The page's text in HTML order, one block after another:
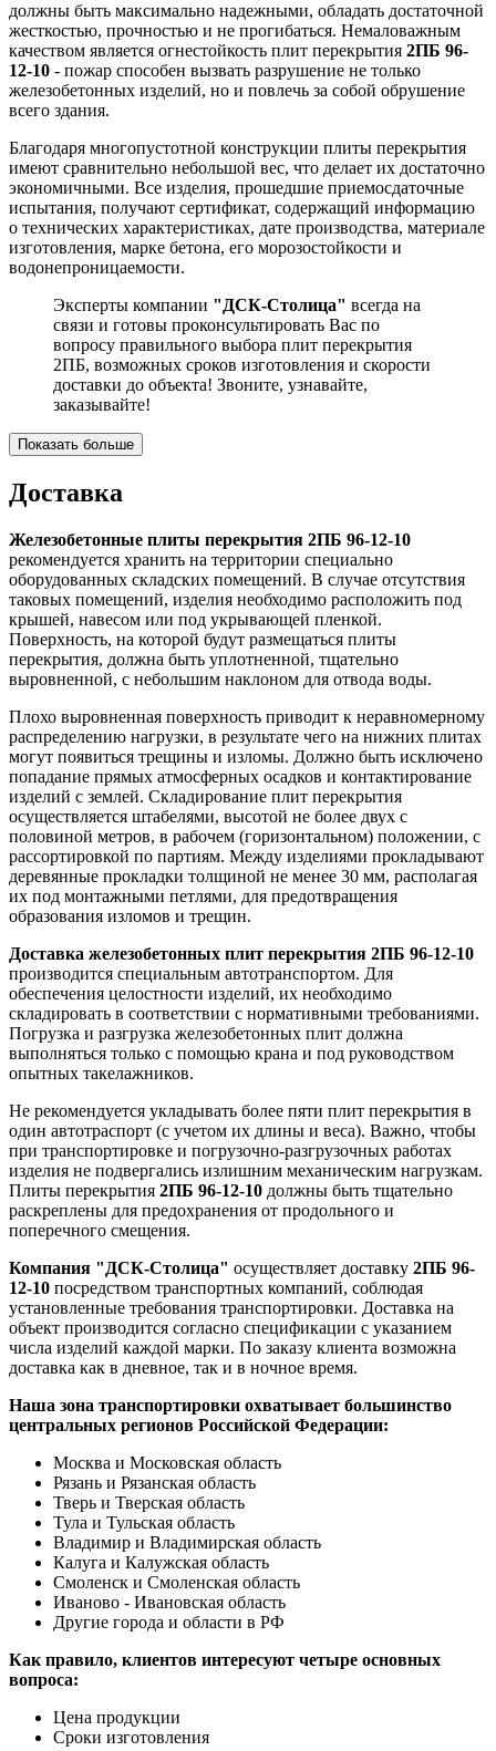
должны быть максимально надежными, обладать достаточной
жесткостью, прочностью и не прогибаться. Немаловажным
качеством является огнестойкость плит перекрытия 2ПБ 96-
12-10 - пожар способен вызвать разрушение не только
железобетонных изделий, но и повлечь за собой обрушение
всего здания.
Благодаря многопустотной конструкции плиты перекрытия
имеют сравнительно небольшой вес, что делает их достаточно
экономичными. Все изделия, прошедшие приемосдаточные
испытания, получают сертификат, содержащий информацию
о технических характеристиках, дате производства, материале
изготовления, марке бетона, его морозостойкости и
водонепроницаемости.
Эксперты компании "ДСК-Столица" всегда на
связи и готовы проконсультировать Вас по
вопросу правильного выбора плит перекрытия
2ПБ, возможных сроков изготовления и скорости
доставки до объекта! Звоните, узнавайте,
заказывайте!
Показать больше
Доставка
Железобетонные плиты перекрытия 2ПБ 96-12-10
рекомендуется хранить на территории специально
оборудованных складских помещений. В случае отсутствия
таковых помещений, изделия необходимо расположить под
крышей, навесом или под укрывающей пленкой.
Поверхность, на которой будут размещаться плиты
перекрытия, должна быть уплотненной, тщательно
выровненной, с небольшим наклоном для отвода воды.
Плохо выровненная поверхность приводит к неравномерному
распределению нагрузки, в результате чего на нижних плитах
могут появиться трещины и изломы. Должно быть исключено
попадание прямых атмосферных осадков и контактирование
изделий с землей. Складирование плит перекрытия
осуществляется штабелями, высотой не более двух с
половиной метров, в рабочем (горизонтальном) положении, с
рассортировкой по партиям. Между изделиями прокладывают
деревянные прокладки толщиной не менее 30 мм, располагая
их под монтажными петлями, для предотвращения
образования изломов и трещин.
Доставка железобетонных плит перекрытия 2ПБ 96-12-10
производится специальным автотранспортом. Для
обеспечения целостности изделий, их необходимо
складировать в соответствии с нормативными требованиями.
Погрузка и разгрузка железобетонных плит должна
выполняться только с помощью крана и под руководством
опытных такелажников.
Не рекомендуется укладывать более пяти плит перекрытия в
один автотраспорт (с учетом их длины и веса). Важно, чтобы
при транспортировке и погрузочно-разгрузочных работах
изделия не подвергались излишним механическим нагрузкам.
Плиты перекрытия 2ПБ 96-12-10 должны быть тщательно
раскреплены для предохранения от продольного и
поперечного смещения.
Компания "ДСК-Столица" осуществляет доставку 2ПБ 96-
12-10 посредством транспортных компаний, соблюдая
установленные требования транспортировки. Доставка на
объект производится согласно спецификации с указанием
числа изделий каждой марки. По заказу клиента возможна
доставка как в дневное, так и в ночное время.
Наша зона транспортировки охватывает большинство
центральных регионов Российской Федерации:
Москва и Московская область
Рязань и Рязанская область
Тверь и Тверская область
Тула и Тульская область
Владимир и Владимирская область
Калуга и Калужская область
Смоленск и Смоленская область
Иваново - Ивановская область
Другие города и области в РФ
Как правило, клиентов интересуют четыре основных
вопроса:
Цена продукции
Сроки изготовления